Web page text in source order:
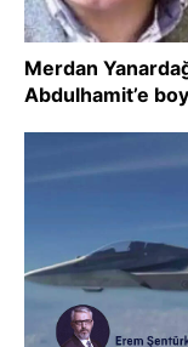
Merdan
Abdulhamit’e